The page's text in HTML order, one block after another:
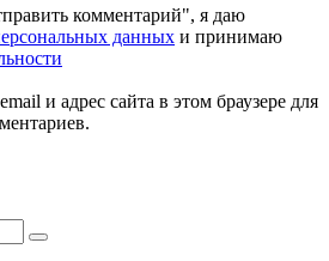
комментарий", я даю
данных и принимаю
и адрес сайта в этом браузере для